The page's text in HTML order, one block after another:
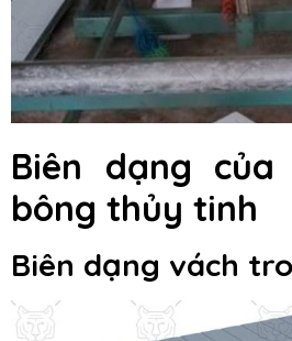
Biên dạng
bông thủy tinh
Biên dạng vách